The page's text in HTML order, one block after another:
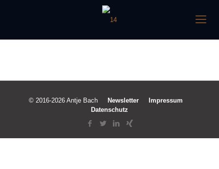
© 2016-2026 Antje Bach Newsletter
Impressum
Datenschutz